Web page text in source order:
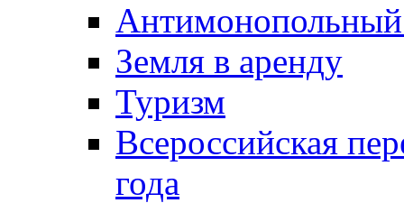
Антимонопольный
Земля в аренду
Туризм
Всероссийская
года